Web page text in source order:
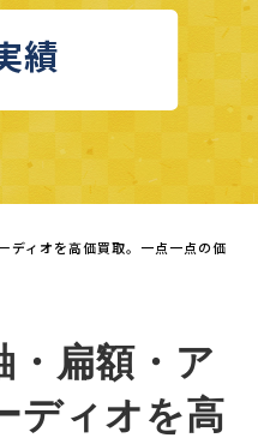
績
ディオを高価買取。一点一点の価
・扁額・ア
ディオを高